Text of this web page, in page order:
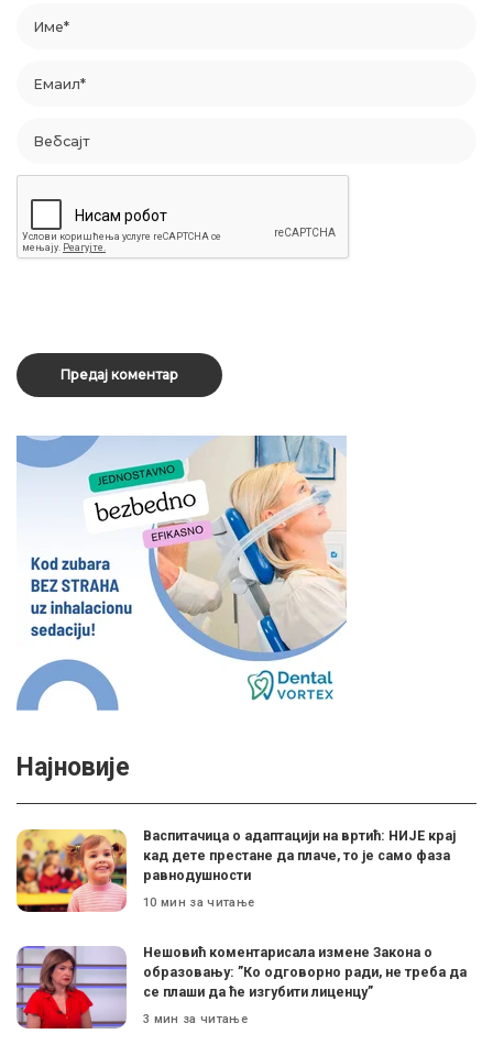
Најновије
Васпитачица о адаптацији на вртић: НИЈЕ крај
кад дете престане да плаче, то је само фаза
равнодушности
10 мин за читање
Нешовић коментарисала измене Закона о
образовању: ”Ко одговорно ради, не треба да
се плаши да ће изгубити лиценцу”
3 мин за читање